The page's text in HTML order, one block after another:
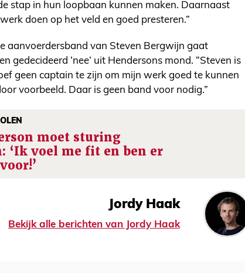
stap in hun loopbaan kunnen maken. Daarnaast
doen op het veld en goed presteren.”
aanvoerdersband van Steven Bergwijn gaat
gedecideerd ‘nee’ uit Hendersons mond. “Steven is
geen captain te zijn om mijn werk goed te kunnen
voorbeeld. Daar is geen band voor nodig.”
moet sturing
‘Ik voel me fit en ben er
Jordy Haak
Bekijk alle berichten van Jordy Haak